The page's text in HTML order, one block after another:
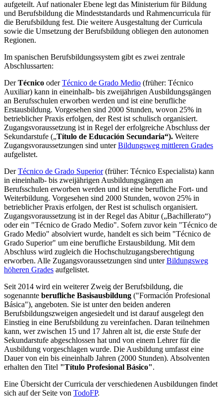
aufgeteilt. Auf nationaler Ebene legt das Ministerium für Bildung
und Berufsbildung die Mindeststandards und Rahmencurricula für
die Berufsbildung fest. Die weitere Ausgestaltung der Curricula
sowie die Umsetzung der Berufsbildung obliegen den autonomen
Regionen.
Im spanischen Berufsbildungssystem gibt es zwei zentrale
Abschlussarten:
DerTécnico oderTécnico de Grado Medio (früher: Técnico
Auxiliar) kann in eineinhalb- bis zweijährigen Ausbildungsgängen
an Berufsschulen erworben werden und ist eine berufliche
Erstausbildung. Vorgesehen sind 2000 Stunden, wovon 25% in
betrieblicher Praxis erfolgen, der Rest ist schulisch organisiert.
Zugangsvoraussetzung ist in Regel der erfolgreiche Abschluss der
Sekundarstufe („Título de Educación Secundaria“). Weitere
Zugangsvoraussetzungen sind unterBildungsweg mittleren Grades
aufgelistet.
DerTécnico de Grado Superior(früher: Técnico Especialista) kann
in eineinhalb- bis zweijährigen Ausbildungsgängen an
Berufsschulen erworben werden und ist eine berufliche Fort- und
Weiterbildung. Vorgesehen sind 2000 Stunden, wovon 25% in
betrieblicher Praxis erfolgen, der Rest ist schulisch organisiert.
Zugangsvoraussetzung ist in der Regel das Abitur („Bachillerato“)
oder ein "Técnico de Grado Medio". Sofern zuvor kein "Técnico de
Grado Medio" absolviert wurde, handelt es sich beim "Técnico de
Grado Superior" um eine berufliche Erstausbildung. Mit dem
Abschluss wird zugleich die Hochschulzugangsberechtigung
erworben. Alle Zugangsvoraussetzungen sind unterBildungsweg
höheren Grades aufgelistet.
Seit 2014 wird ein weiterer Zweig der Berufsbildung, die
sogenannte berufliche Basisausbildung ("Formación Profesional
Básica"), angeboten. Sie ist unter den beiden anderen
Berufsbildungszweigen angesiedelt und ist darauf ausgelegt den
Einstieg in eine Berufsbildung zu vereinfachen. Daran teilnehmen
kann, wer zwischen 15 und 17 Jahren alt ist, die erste Stufe der
Sekundarstufe abgeschlossen hat und von einem Lehrer für die
Ausbildung vorgeschlagen wurde. Die Ausbildung umfasst eine
Dauer von ein bis eineinhalb Jahren (2000 Stunden). Absolventen
erhalten den Titel "Título Profesional Básico".
Eine Übersicht der Curricula der verschiedenen Ausbildungen findet
sich auf der Seite von TodoFP.